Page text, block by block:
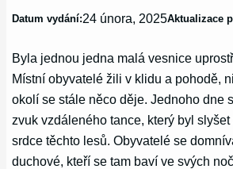
Datum vydání:24 února, 2025Aktualizace
Byla jednou jedna malá vesnice
Místní obyvatelé žili v klidu a pohodě,
okolí se stále něco děje. Jednoho dne
zvuk vzdáleného tance, který byl
srdce těchto lesů. Obyvatelé se
duchové, kteří se tam baví ve svých